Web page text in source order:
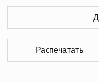
Распечатать